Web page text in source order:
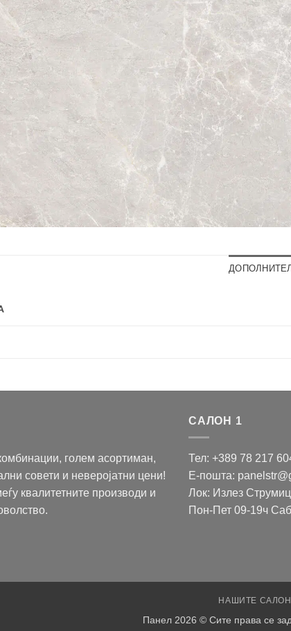
голем асортиман,
совети и неверојатни цени!
квалитетните производи и
САЛОН 1
Тел: +389 78 217
Е-пошта:
Лок: Излез
Пон-Пет 09-19ч
НАШИТЕ
Панел 2026 © Сите права се